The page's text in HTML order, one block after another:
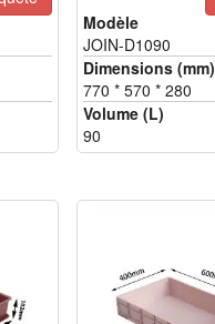
Modèle
JOIN-D1090
Dimensions (mm)
770 * 570 * 280
Volume (L)
90